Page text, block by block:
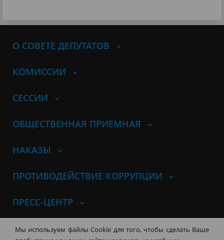
О СОВЕТЕ ДЕПУТАТОВ
КОМИССИИ
СЕССИИ
ОБЩЕСТВЕННАЯ ПРИЕМНАЯ
НАКАЗЫ
ПРОТИВОДЕЙСТВИЕ КОРРУПЦИИ
ПРЕСС-ЦЕНТР
© Совет депутатов города
Мы используем файлы Cookie для того, чтобы сделать Ваше